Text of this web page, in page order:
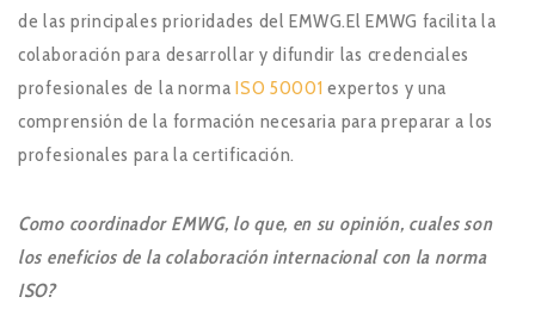
de las principales prioridades del EMWG.El EMWG facilita la
colaboración para desarrollar y difundir las credenciales
profesionales de la normaISO 50001 expertos y una
comprensión de la formación necesaria para preparar a los
profesionales para la certificación.
Como coordinador EMWG, lo que, en su opinión, cuales son
los eneficios de la colaboración internacional con la norma
ISO?